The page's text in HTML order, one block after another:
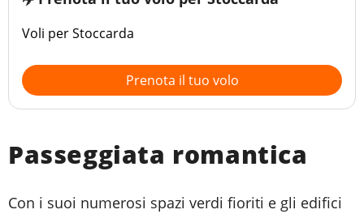
Voli per Stoccarda
Prenota il tuo volo
Passeggiata romantica
Con i suoi numerosi spazi verdi fioriti e gli edifici